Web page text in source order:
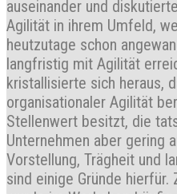
auseinander und
Agilität in ihrem Umfeld,
heutzutage schon
langfristig mit Agilität
kristallisierte sich heraus,
organisationaler Agilität
Stellenwert besitzt, die
Unternehmen aber gering
Vorstellung, Trägheit und
sind einige Gründe